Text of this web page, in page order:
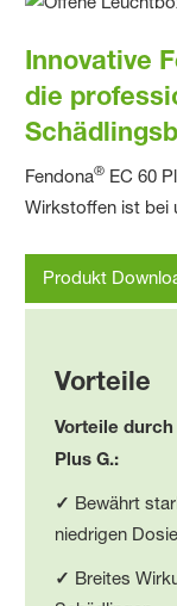
Innovative
die
Fendona® EC 60
Wirkstoffen ist bei
Produkt
Vorteile
Vorteile
Plus G.:
✓ Bewährt
niedrigen
✓ Breites